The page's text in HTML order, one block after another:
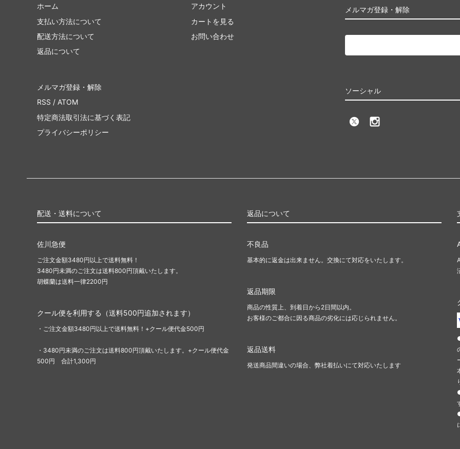
メルマガ登録・解除
ホーム
支払い方法について
配送方法について
返品について
アカウント
カートを見る
お問い合わせ
ソーシャル
メルマガ登録・解除
RSS / ATOM
特定商法取引法に基づく表記
プライバシーポリシー
配送・送料について
佐川急便
ご注文金額3480円以上で送料無料！
3480円未満のご注文は送料800円頂戴いたします。
胡蝶蘭は送料一律2200円
クール便を利用する（送料500円追加されます）
・ご注文金額3480円以上で送料無料！+クール便代金500円
・3480円未満のご注文は送料800円頂戴いたします。+クール便代金
500円 合計1,300円
返品について
不良品
基本的に返金は出来ません。交換にて対応をいたします。
返品期限
商品の性質上、到着日から2日間以内。
お客様のご都合に因る商品の劣化には応じられません。
返品送料
発送商品間違いの場合、弊社着払いにて対応いたします